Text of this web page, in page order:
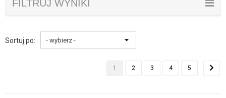
FILTRUJ WYNIKI
Sortuj po:
1 2 3 4 5